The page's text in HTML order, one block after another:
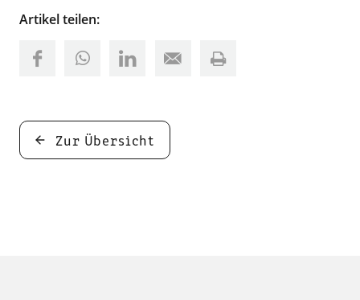
Artikel teilen:
Zur Übersicht